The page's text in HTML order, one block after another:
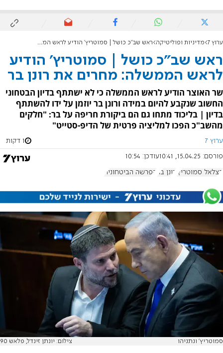
ערוץ 7 מדיניות ופוליטיקה ראש שב"כ כושל | סמוטריץ' הודיע לראש הממשלה: מחרים את רונן בר
ראש שב"כ כושל | סמוטריץ' הודיע
לראש הממשלה: מחרים את רונן בר
שר האוצר הודיע לראש הממשלה כי לא ישתתף בדיון הבטחוני
החשוב שנקבע להיום במידה ורונן בר יוזמן על ידו להשתתף
בדיון | בליכוד מתחו גם הם ביקורת חריפה על בר: "חלקים
מהשב"כ הפכו למליציה פרטית של הדיפ-סטייט"
ערוץ 7 1 דקות
פורסם: 15.04.25, 10:41 עודכן: 10:54
בצלאל סמוטריץ' רונן בר הפרשה הביטחונית
סמוטריץ' ונתניהו צילום: יונתן זינדל, פלאש 90